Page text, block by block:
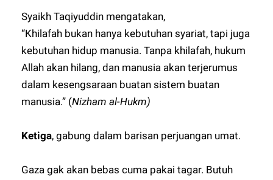
Syaikh Taqiyuddin mengatakan,
“Khilafah bukan hanya kebutuhan syariat, tapi juga
kebutuhan hidup manusia. Tanpa khilafah, hukum
Allah akan hilang, dan manusia akan terjerumus
dalam kesengsaraan buatan sistem buatan
manusia.” (Nizham al-Hukm)
Ketiga, gabung dalam barisan perjuangan umat.
Gaza gak akan bebas cuma pakai tagar. Butuh